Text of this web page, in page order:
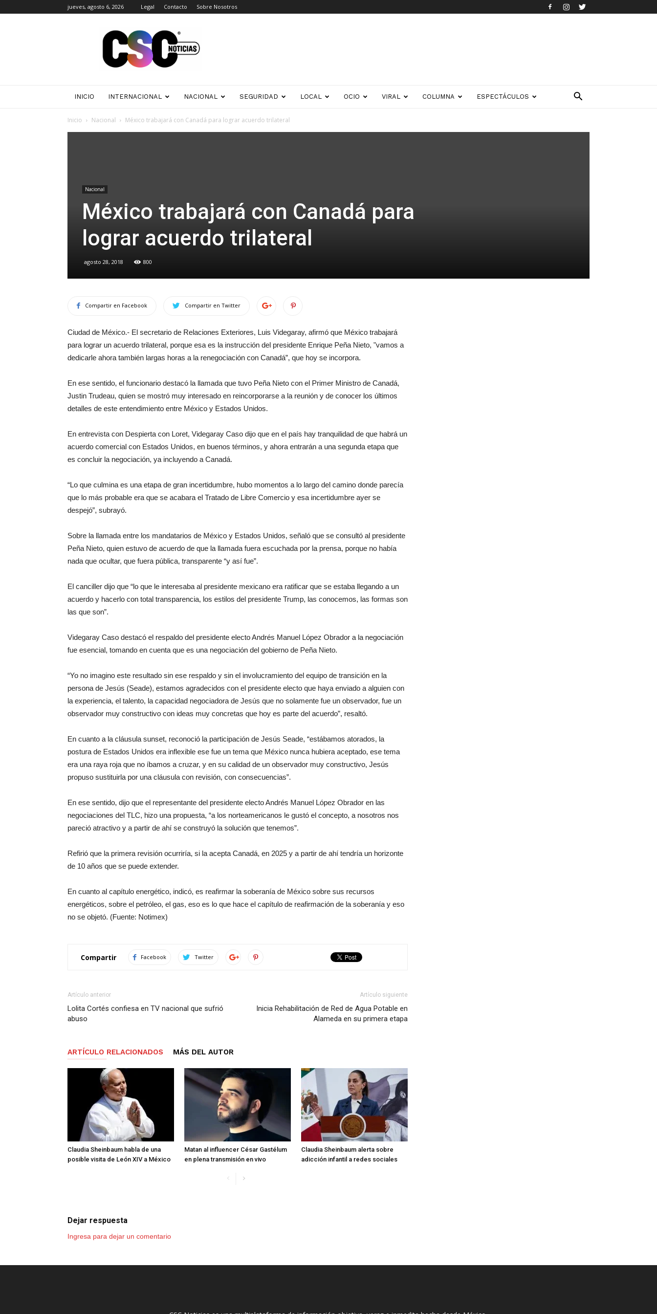
jueves, agosto 6, 2026 Legal Contacto Sobre Nosotros
Noticias
INICIO INTERNACIONAL NACIONAL SEGURIDAD LOCAL OCIO VIRAL COLUMNA ESPECTÁCULOS
Inicio Nacional México trabajará con Canadá para lograr acuerdo trilateral
Nacional
México trabajará con Canadá para
lograr acuerdo trilateral
agosto 28, 2018 800
Compartir en Facebook Compartir en Twitter
Ciudad de México.- El secretario de Relaciones Exteriores, Luis Videgaray, afirmó que México trabajará
para lograr un acuerdo trilateral, porque esa es la instrucción del presidente Enrique Peña Nieto, "vamos a
dedicarle ahora también largas horas a la renegociación con Canadá”, que hoy se incorpora.
En ese sentido, el funcionario destacó la llamada que tuvo Peña Nieto con el Primer Ministro de Canadá,
Justin Trudeau, quien se mostró muy interesado en reincorporarse a la reunión y de conocer los últimos
detalles de este entendimiento entre México y Estados Unidos.
En entrevista con Despierta con Loret, Videgaray Caso dijo que en el país hay tranquilidad de que habrá un
acuerdo comercial con Estados Unidos, en buenos términos, y ahora entrarán a una segunda etapa que
es concluir la negociación, ya incluyendo a Canadá.
“Lo que culmina es una etapa de gran incertidumbre, hubo momentos a lo largo del camino donde parecía
que lo más probable era que se acabara el Tratado de Libre Comercio y esa incertidumbre ayer se
despejó”, subrayó.
Sobre la llamada entre los mandatarios de México y Estados Unidos, señaló que se consultó al presidente
Peña Nieto, quien estuvo de acuerdo de que la llamada fuera escuchada por la prensa, porque no había
nada que ocultar, que fuera pública, transparente “y así fue”.
El canciller dijo que “lo que le interesaba al presidente mexicano era ratificar que se estaba llegando a un
acuerdo y hacerlo con total transparencia, los estilos del presidente Trump, las conocemos, las formas son
las que son”.
Videgaray Caso destacó el respaldo del presidente electo Andrés Manuel López Obrador a la negociación
fue esencial, tomando en cuenta que es una negociación del gobierno de Peña Nieto.
“Yo no imagino este resultado sin ese respaldo y sin el involucramiento del equipo de transición en la
persona de Jesús (Seade), estamos agradecidos con el presidente electo que haya enviado a alguien con
la experiencia, el talento, la capacidad negociadora de Jesús que no solamente fue un observador, fue un
observador muy constructivo con ideas muy concretas que hoy es parte del acuerdo”, resaltó.
En cuanto a la cláusula sunset, reconoció la participación de Jesús Seade, “estábamos atorados, la
postura de Estados Unidos era inflexible ese fue un tema que México nunca hubiera aceptado, ese tema
era una raya roja que no íbamos a cruzar, y en su calidad de un observador muy constructivo, Jesús
propuso sustituirla por una cláusula con revisión, con consecuencias”.
En ese sentido, dijo que el representante del presidente electo Andrés Manuel López Obrador en las
negociaciones del TLC, hizo una propuesta, “a los norteamericanos le gustó el concepto, a nosotros nos
pareció atractivo y a partir de ahí se construyó la solución que tenemos”.
Refirió que la primera revisión ocurriría, si la acepta Canadá, en 2025 y a partir de ahí tendría un horizonte
de 10 años que se puede extender.
En cuanto al capítulo energético, indicó, es reafirmar la soberanía de México sobre sus recursos
energéticos, sobre el petróleo, el gas, eso es lo que hace el capítulo de reafirmación de la soberanía y eso
no se objetó. (Fuente: Notimex)
Compartir Facebook Twitter
Artículo anterior
Lolita Cortés confiesa en TV nacional que sufrió
abuso
Artículo siguiente
Inicia Rehabilitación de Red de Agua Potable en
Alameda en su primera etapa
ARTÍCULO RELACIONADOS MÁS DEL AUTOR
Claudia Sheinbaum habla de una
posible visita de León XIV a México
Matan al influencer César Gastélum
en plena transmisión en vivo
Claudia Sheinbaum alerta sobre
adicción infantil a redes sociales
Dejar respuesta
Ingresa para dejar un comentario